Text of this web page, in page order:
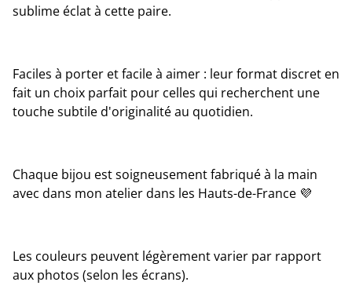
sublime éclat à cette paire.
Faciles à porter et facile à aimer : leur format discret en
fait un choix parfait pour celles qui recherchent une
touche subtile d'originalité au quotidien.
Chaque bijou est soigneusement fabriqué à la main
avec dans mon atelier dans les Hauts-de-France 💜
Les couleurs peuvent légèrement varier par rapport
aux photos (selon les écrans).